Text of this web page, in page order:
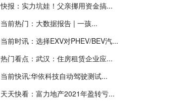
快报：实力坑娃！父亲挪用资金搞...
当前热门：大数据报告 | 一孩...
当前时讯：选择EXV对PHEV/BEV汽...
热门看点：武汉：住房租赁企业应...
当前快讯:华依科技自动驾驶测试...
天天快看：富力地产2021年盈转亏...